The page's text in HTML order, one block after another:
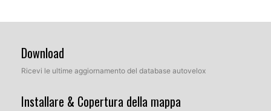
Download
Ricevi le ultime aggiornamento del database autovelox
Installare & Copertura della mappa